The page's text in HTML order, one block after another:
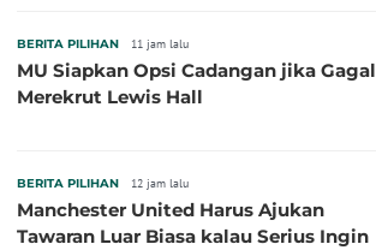
BERITA PILIHAN 11 jam lalu
MU Siapkan Opsi Cadangan jika Gagal
Merekrut Lewis Hall
BERITA PILIHAN 12 jam lalu
Manchester United Harus Ajukan
Tawaran Luar Biasa kalau Serius Ingin